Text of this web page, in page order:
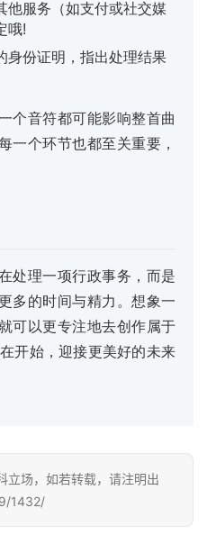
他服务（如支付或社交媒
哦!
身份证明，指出处理结果
个音符都可能影响整首曲
一个环节也都至关重要，
处理一项行政事务，而是
多的时间与精力。想象一
可以更专注地去创作属于
开始，迎接更美好的未来
立场，如若转载，请注明出
1432/